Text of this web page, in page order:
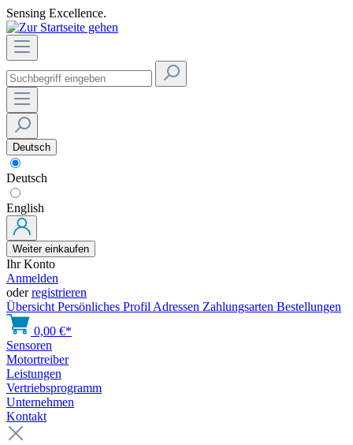
Sensing Excellence.
Deutsch
Deutsch
English
Weiter einkaufen
Ihr Konto
Anmelden
oderregistrieren
Übersicht Persönliches Profil Adressen Zahlungsarten Bestellungen
0,00 €*
Sensoren
Motortreiber
Leistungen
Vertriebsprogramm
Unternehmen
Kontakt